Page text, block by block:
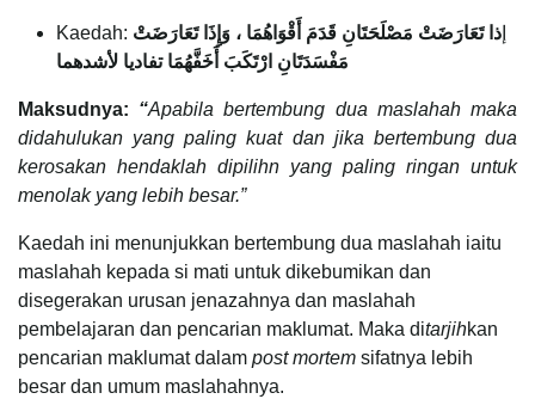
ذا تَعَارَضَتْ مَصْلَحَتَانِ قَدَمَ أَقْوَاهُمَا ، وَإِذَا تَعَارَضَتْ
مَفْسَدَتَانِ ارْتَكَبَ أَخَفَّهُمَا تفاديا لأشدهما
Maksudnya: “Apabila bertembung dua maslahah maka
didahulukan yang paling kuat dan jika bertembung dua
kerosakan hendaklah dipilihn yang paling ringan untuk
menolak yang lebih besar.”
Kaedah ini menunjukkan bertembung dua maslahah iaitu
maslahah kepada si mati untuk dikebumikan dan
disegerakan urusan jenazahnya dan maslahah
pembelajaran dan pencarian maklumat. Maka ditarjihkan
pencarian maklumat dalam post mortem sifatnya lebih
besar dan umum maslahahnya.